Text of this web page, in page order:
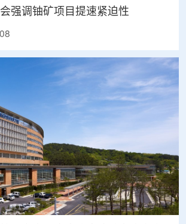
强调铀矿项目提速紧迫性